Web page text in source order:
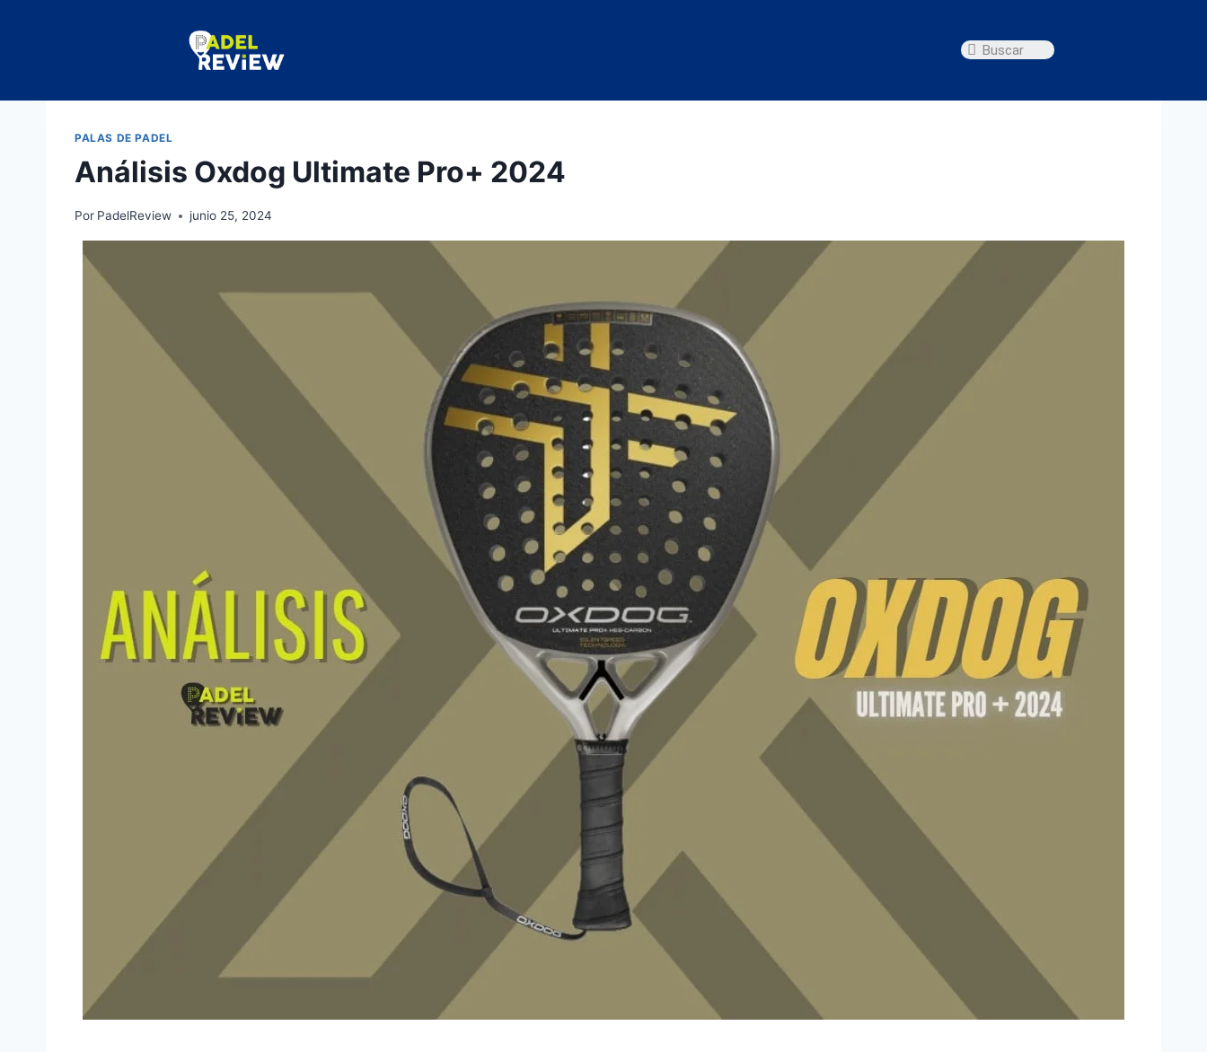
PALAS DE PADEL
Análisis Oxdog Ultimate Pro+ 2024
Por PadelReview junio 25, 2024